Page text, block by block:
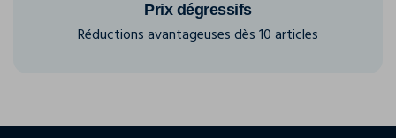
Prix dégressifs
Réductions avantageuses dès 10 articles